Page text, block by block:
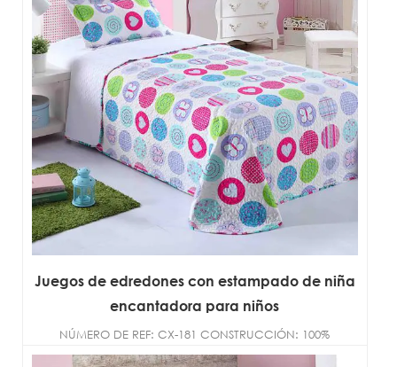
Juegos de edredones con estampado de niña
encantadora para niños
NÚMERO DE REF: CX-181 CONSTRUCCIÓN: 100%
microfibra de poliéster TAMAÑO: